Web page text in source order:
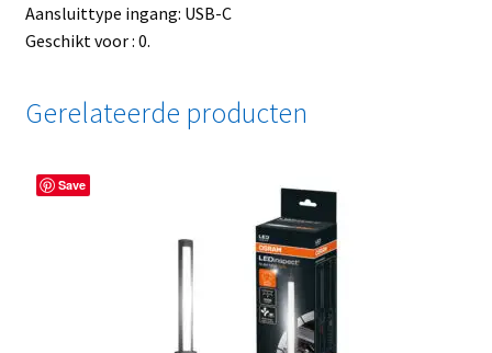
Aansluittype ingang: USB-C
Geschikt voor : 0.
Gerelateerde producten
Save